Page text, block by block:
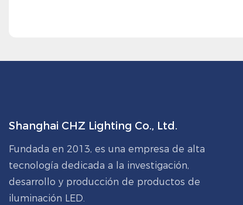
Shanghai CHZ Lighting Co., Ltd.
Fundada en 2013, es una empresa de alta
tecnología dedicada a la investigación,
desarrollo y producción de productos de
iluminación LED.